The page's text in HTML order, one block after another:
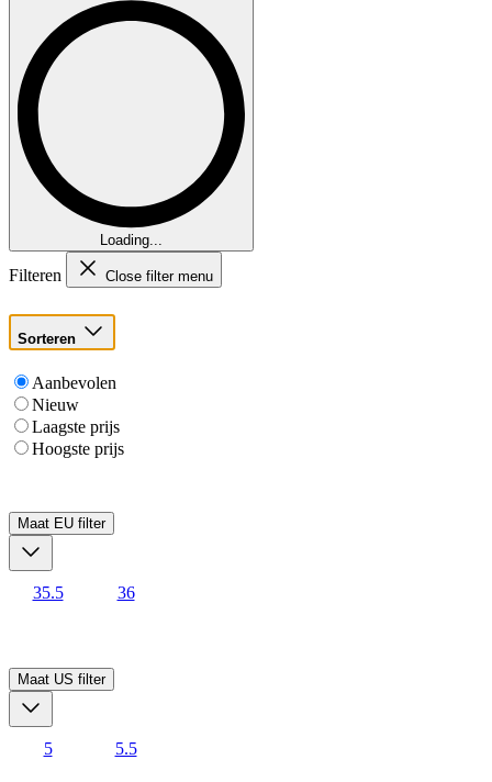
Loading...
Filteren Close filter menu
Sorteren
Aanbevolen
Nieuw
Laagste prijs
Hoogste prijs
Maat EU filter
35.5 36
Maat US filter
5 5.5